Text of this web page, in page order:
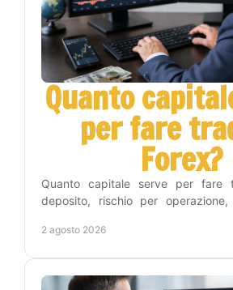
Quanto
per fare
Forex?
Quanto capitale serve per fare
deposito, rischio per
disciplina.
2 agosto 2026